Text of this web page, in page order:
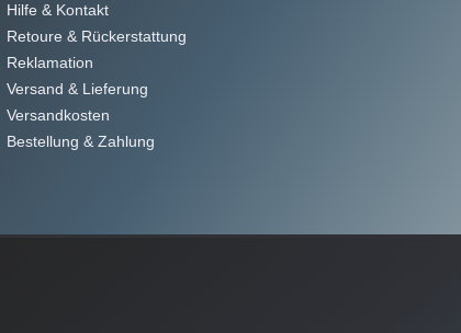
Hilfe & Kontakt
Retoure & Rückerstattung
Reklamation
Versand & Lieferung
Versandkosten
Bestellung & Zahlung